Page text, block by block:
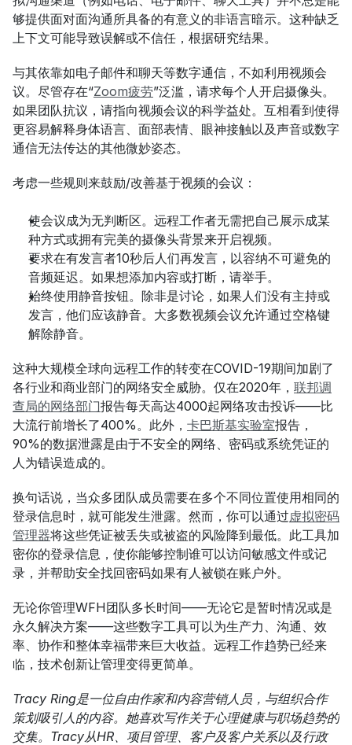
够提供面对面沟通所具备的有意义的非语言暗示。这种缺乏
上下文可能导致误解或不信任，根据研究结果。
与其依靠如电子邮件和聊天等数字通信，不如利用视频会
议。尽管存在“Zoom疲劳”泛滥，请求每个人开启摄像头。
如果团队抗议，请指向视频会议的科学益处。互相看到使得
更容易解释身体语言、面部表情、眼神接触以及声音或数字
通信无法传达的其他微妙姿态。
考虑一些规则来鼓励/改善基于视频的会议：
使会议成为无判断区。远程工作者无需把自己展示成某
种方式或拥有完美的摄像头背景来开启视频。
要求在有发言者10秒后人们再发言，以容纳不可避免的
音频延迟。如果想添加内容或打断，请举手。
始终使用静音按钮。除非是讨论，如果人们没有主持或
发言，他们应该静音。大多数视频会议允许通过空格键
解除静音。
这种大规模全球向远程工作的转变在COVID-19期间加剧了
各行业和商业部门的网络安全威胁。仅在2020年， 联邦调
查局的网络部门报告每天高达4000起网络攻击投诉——比
大流行前增长了400%。此外， 卡巴斯基实验室报告，
90%的数据泄露是由于不安全的网络、密码或系统凭证的
人为错误造成的。
换句话说，当众多团队成员需要在多个不同位置使用相同的
登录信息时，就可能发生泄露。然而，你可以通过虚拟密码
管理器将这些凭证被丢失或被盗的风险降到最低。此工具加
密你的登录信息，使你能够控制谁可以访问敏感文件或记
录，并帮助安全找回密码如果有人被锁在账户外。
无论你管理WFH团队多长时间——无论它是暂时情况或是
永久解决方案——这些数字工具可以为生产力、沟通、效
率、协作和整体幸福带来巨大收益。远程工作趋势已经来
临，技术创新让管理变得更简单。
Tracy Ring是一位自由作家和内容营销人员，与组织合作
策划吸引人的内容。她喜欢写作关于心理健康与职场趋势的
交集。Tracy从HR、项目管理、客户及客户关系以及行政